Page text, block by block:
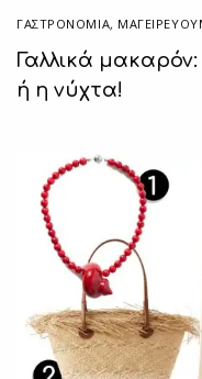
ΓΑΣΤΡΟΝΟΜΙΑ,
Γαλλικά
ή η νύχτα!